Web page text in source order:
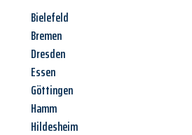
Bielefeld
Bremen
Dresden
Essen
Göttingen
Hamm
Hildesheim